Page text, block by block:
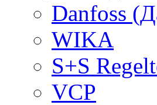
Danfoss
WIKA
S+S
VCP